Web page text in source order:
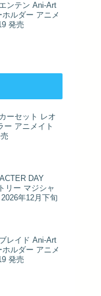
ンテン Ani-Art
ルダー アニメ
発売
ーセット レオ
ー アニメイト
DAY
リー マジシャ
年12月下旬
レイド Ani-Art
ルダー アニメ
発売